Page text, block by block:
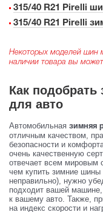
315/40 R21 Pirelli
315/40 R21 Pirelli
Некоторых моделей шин
наличии товара вы
Как
для авто
Автомобильная зимняя
отличным качеством,
безопасности и
очень качественную
отвечает всем мировым
чем купить зимние шины
неправильно), нужно
подходит вашей машине,
к вашему авто. Также,
на индекс скорости и